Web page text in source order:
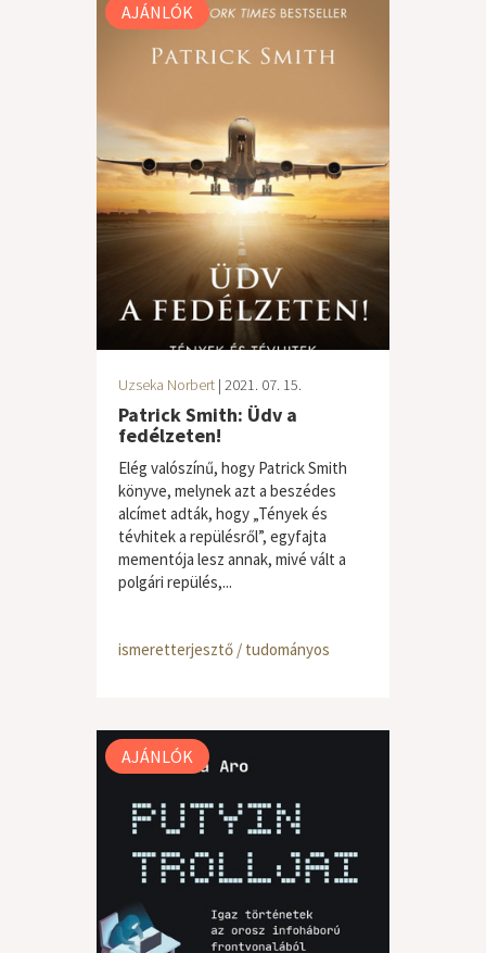
AJÁNLÓK
Uzseka Norbert | 2021. 07. 15.
Patrick Smith: Üdv a
fedélzeten!
Elég valószínű, hogy Patrick Smith
könyve, melynek azt a beszédes
alcímet adták, hogy „Tények és
tévhitek a repülésről”, egyfajta
mementója lesz annak, mivé vált a
polgári repülés,...
ismeretterjesztő / tudományos
AJÁNLÓK